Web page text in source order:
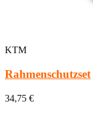
KTM
Rahmenschutzset
34,75 €